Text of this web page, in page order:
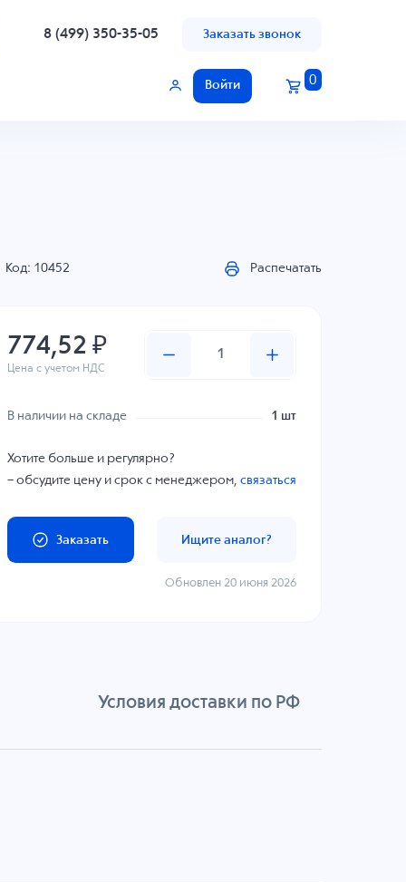
8 (499) 350-35-05 Заказать звонок
Войти 0
Код: 10452 Распечатать
774,52 ₽
Цена с учетом НДС
В наличии на складе 1 шт
Хотите больше и регулярно?
– обсудите цену и срок с менеджером,связаться
Заказать Ищите аналог?
Обновлен 20 июня 2026
Условия доставки по РФ